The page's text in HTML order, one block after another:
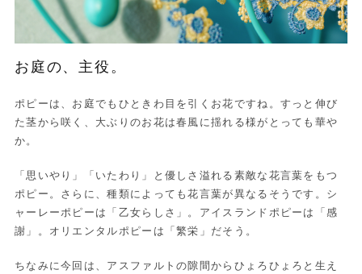
お庭の、主役。
ポピーは、お庭でもひときわ目を引くお花ですね。すっと伸び
た茎から咲く、大ぶりのお花は春風に揺れる様がとっても華や
か。
「思いやり」「いたわり」と優しさ溢れる素敵な花言葉をもつ
ポピー。さらに、種類によっても花言葉が異なるそうです。シ
ャーレーポピーは「乙女らしさ」。アイスランドポピーは「感
謝」。オリエンタルポピーは「繁栄」だそう。
ちなみに今回は、アスファルトの隙間からひょろひょろと生え